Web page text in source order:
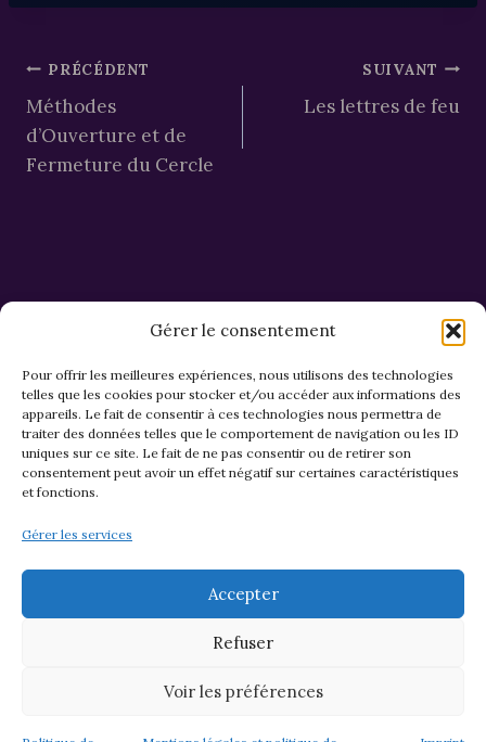
Gérer le consentement
Pour offrir les meilleures expériences, nous utilisons des technologies
telles que les cookies pour stocker et/ou accéder aux informations des
appareils. Le fait de consentir à ces technologies nous permettra de
traiter des données telles que le comportement de navigation ou les ID
uniques sur ce site. Le fait de ne pas consentir ou de retirer son
consentement peut avoir un effet négatif sur certaines caractéristiques
et fonctions.
Gérer les services
Accepter
Refuser
Voir les préférences
publication :
Navigation
de
l’article
PRÉCÉDENT
Méthodes
d’Ouverture et de
Fermeture du Cercle
SUIVANT
Les lettres de feu
CGV et Retours
Mentions légales & confidentialité
© 2026 Asso M&M - Thème WordPress par
Kadence WP